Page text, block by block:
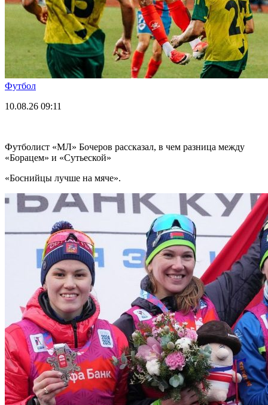
Футбол
10.08.26 09:11
Футболист «МЛ» Бочеров рассказал, в чем разница между
«Борацем» и «Сутьеской»
«Боснийцы лучше на мяче».